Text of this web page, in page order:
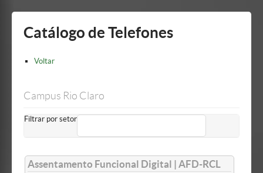
barra
Catálogo de Telefones
Voltar
Campus Rio Claro
Filtrar por setor
Assentamento Funcional Digital | AFD-RCL